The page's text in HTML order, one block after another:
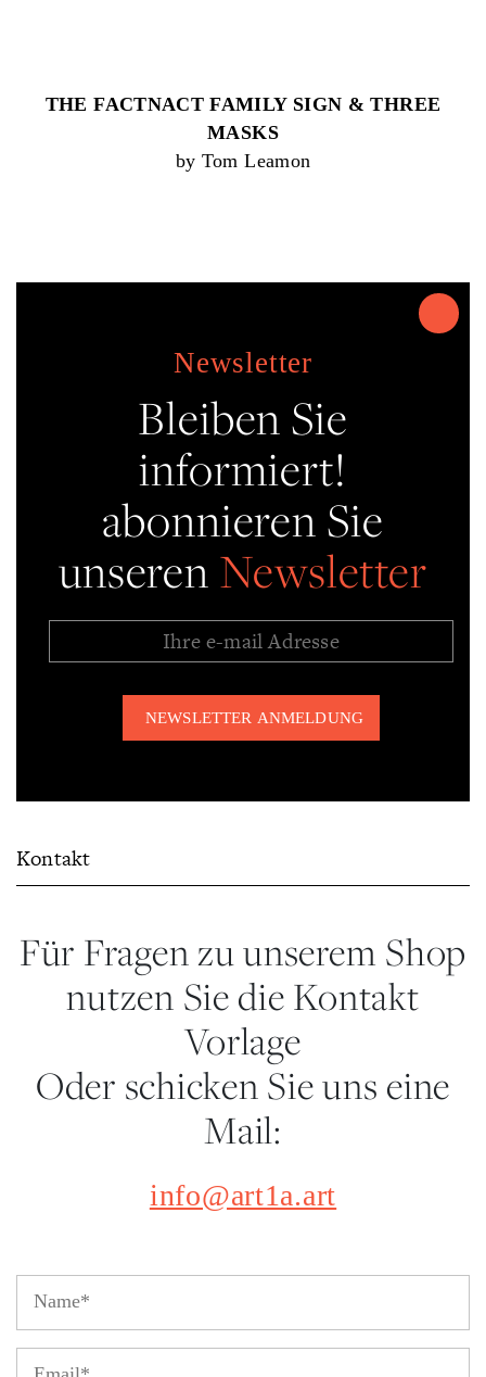
THE FACTNACT FAMILY SIGN & THREE
MASKS
by Tom Leamon
Newsletter
Bleiben Sie
informiert!
abonnieren Sie
unseren Newsletter
Kontakt
Für Fragen zu unserem Shop
nutzen Sie die Kontakt
Vorlage
Oder schicken Sie uns eine
Mail:
info@art1a.art